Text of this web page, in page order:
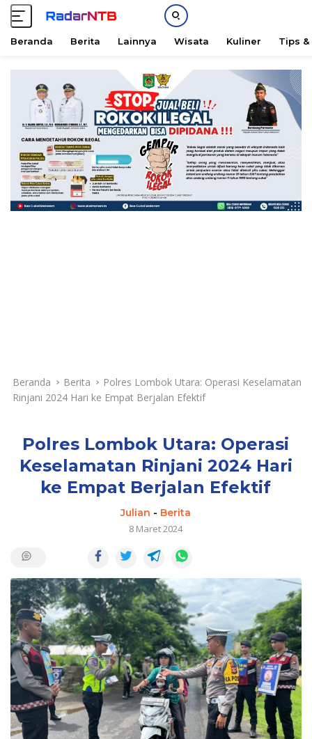
Beranda Berita Lainnya Wisata Kuliner Tips &
Beranda Berita
Polres Lombok Utara: Operasi Keselamatan
Rinjani 2024 Hari ke Empat Berjalan Efektif
Polres Lombok Utara: Operasi
Keselamatan Rinjani 2024 Hari
ke Empat Berjalan Efektif
Julian - Berita
8 Maret 2024